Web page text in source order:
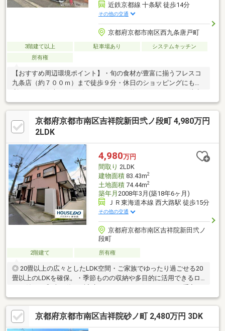
近鉄京都線 十条駅 徒歩14分
その他の交通
京都府京都市南区西九条唐戸町
3階建て以上 駐車場あり
システムキッチン
所有権
【おすすめ周辺環境ポイント】・旬の食材が豊富に揃うフレスコ
九条店（約７００ｍ）まで徒歩９分・休日のショッピングにも便
１３分・近くにあると嬉しいセブンイレブン唐橋芦辺町店（約１
２０ｍ）まで徒歩２分・小さなお子様でも無理なく通える京都市
立九条塔南小学校（約６００ｍ）は徒歩８分◎・京都羅城門郵便
局（約３５０ｍ）まで徒歩５分・京都市南区役所（約５００ｍ）
さい！親切丁寧にご説明させていただきます ▽
京都府京都市南区吉祥院新田弐ノ段町 4,980万円
2LDK
4,980万円
間取り 2LDK
建物面積83.43m2
土地面積74.44m2
築年月 2008年3月(築18年6ヶ月)
ＪＲ東海道本線 西大路駅 徒歩15分
その他の交通
京都府京都市南区吉祥院新田弐ノ
段町
2階建て 所有権
◎ 20畳以上の広々としたLDK空間・ご家族でゆったり過ごせる20
畳以上のLDKを確保。・季節ものの収納や多目的に活用できるロ
しやすく安全面に配慮されたIHクッキングヒーター。・2階建てで
生活動線に優れ快適に過ごせる居住空間。◎ 徒歩7分圏内に買い
物施設や教育施設・業務スーパー徒歩4分、コンビニ徒歩4分で買
物便利。・小学校徒歩7分、保育園徒歩3分と子育て環境も良好。
京都府京都市南区吉祥院砂ノ町 2,480万円 3DK